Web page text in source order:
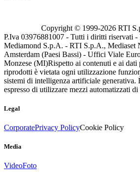
Copyright © 1999-2026 RTI
P.Iva 03976881007 - Tutti i diritti riservati -
Mediamond S.p.A. - RTI S.p.A., Mediaset
Amsterdam (Paesi Bassi) - Uffici Viale
Monzese (MI)Rispetto ai contenuti e ai dati
riprodotti è vietata ogni utilizzazione
sistemi di intelligenza artificiale generativa.
espresso di utilizzare mezzi automatizzati di
Legal
CorporatePrivacy PolicyCookie Policy
Media
VideoFoto